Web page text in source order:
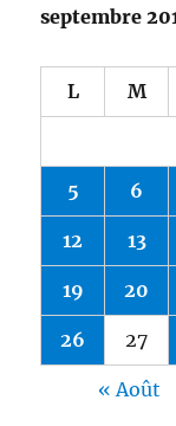
septembre
L M
5 6
12 13
19 20
26 27
« Août